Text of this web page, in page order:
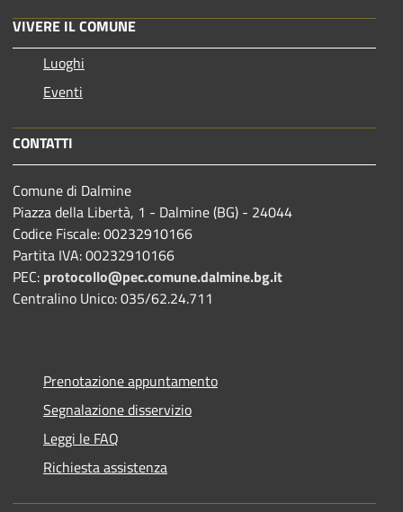
VIVERE IL COMUNE
Luoghi
Eventi
CONTATTI
Comune di Dalmine
Piazza della Libertà, 1 - Dalmine (BG) - 24044
Codice Fiscale: 00232910166
Partita IVA: 00232910166
PEC: protocollo@pec.comune.dalmine.bg.it
Centralino Unico: 035/62.24.711
Prenotazione appuntamento
Segnalazione disservizio
Leggi le FAQ
Richiesta assistenza